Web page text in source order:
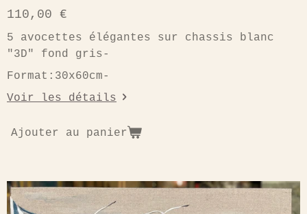
110,00 €
5 avocettes élégantes sur chassis blanc
"3D" fond gris-
Format:30x60cm-
Voir les détails
Ajouter au panier